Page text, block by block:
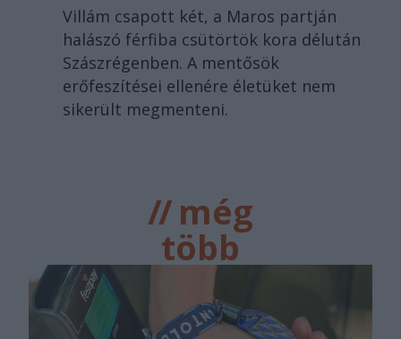
Villám csapott két, a Maros partján
halászó férfiba csütörtök kora délután
Szászrégenben. A mentősök
erőfeszítései ellenére életüket nem
sikerült megmenteni.
//még
több
főtér.ro